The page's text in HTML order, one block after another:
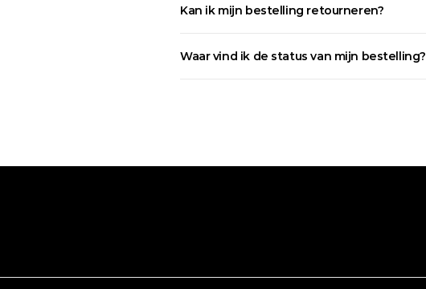
Kan ik mijn bestelling retourneren?
Waar vind ik de status van mijn bestelling?